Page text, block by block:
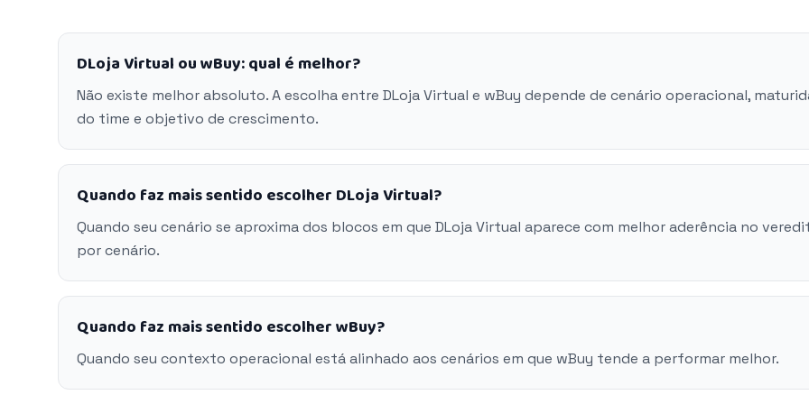
DLoja Virtual ou wBuy: qual é melhor?
Não existe melhor absoluto. A escolha entre DLoja Virtual e wBuy depende de cenário operacional,
do time e objetivo de crescimento.
Quando faz mais sentido escolher DLoja Virtual?
Quando seu cenário se aproxima dos blocos em que DLoja Virtual aparece com melhor aderência no
por cenário.
Quando faz mais sentido escolher wBuy?
Quando seu contexto operacional está alinhado aos cenários em que wBuy tende a performar melhor.